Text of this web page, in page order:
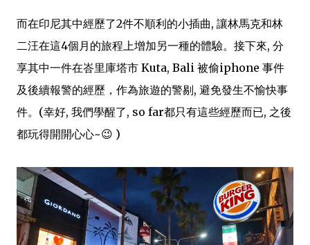
而在印尼其中經歷了2件不順利的小插曲, 讓林馬克和林
二汪在這4個月的旅程上增加另一種的體驗。接下來, 分
享其中一件在峇里庫塔市 Kuta, Bali 被偷iphone 事件
及後續報警的經歷，作為旅遊的警剔, 避免發生不愉快事
件。(幸好, 我們學醒了, so far都只有這些經歷而已, 之後
都玩得開開心心~😉 )